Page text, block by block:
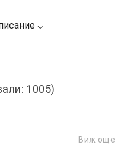
1005)
Виж още